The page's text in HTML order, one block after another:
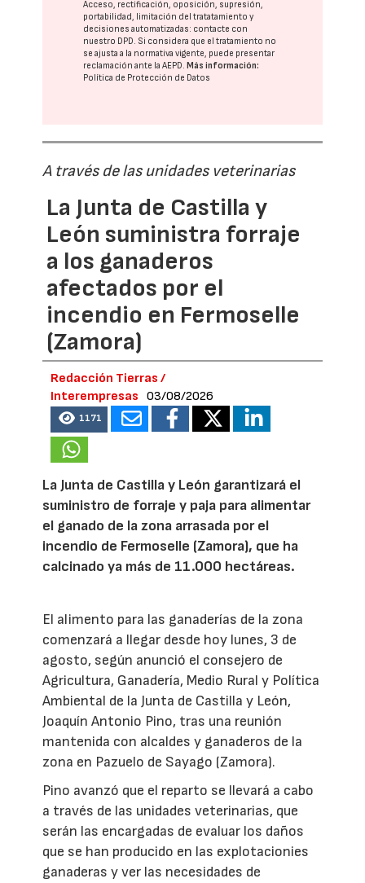
Acceso, rectificación, oposición, supresión,
portabilidad, limitación del tratatamiento y
decisiones automatizadas: contacte con
nuestro DPD. Si considera que el tratamiento no
se ajusta a la normativa vigente, puede presentar
reclamación ante laAEPD.Más información:
Política de Protección de Datos
A través de las unidades veterinarias
La Junta de Castilla y
León suministra forraje
a los ganaderos
afectados por el
incendio en Fermoselle
(Zamora)
Redacción Tierras /
Interempresas
03/08/2026
1171
La Junta de Castilla y León garantizará el
suministro de forraje y paja para alimentar
el ganado de la zona arrasada por el
incendio de Fermoselle (Zamora), que ha
calcinado ya más de 11.000 hectáreas.
El alimento para las ganaderías de la zona
comenzará a llegar desde hoy lunes, 3 de
agosto, según anunció el consejero de
Agricultura, Ganadería, Medio Rural y Política
Ambiental de la Junta de Castilla y León,
Joaquín Antonio Pino, tras una reunión
mantenida con alcaldes y ganaderos de la
zona en Pazuelo de Sayago (Zamora).
Pino avanzó que el reparto se llevará a cabo
a través de las unidades veterinarias, que
serán las encargadas de evaluar los daños
que se han producido en las explotacionies
ganaderas y ver las necesidades de